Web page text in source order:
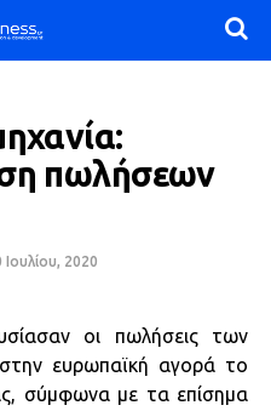
πωλήσεων
Ιουλίου, 2020
οι πωλήσεις των
ευρωπαϊκή αγορά το
σύμφωνα με τα επίσημα